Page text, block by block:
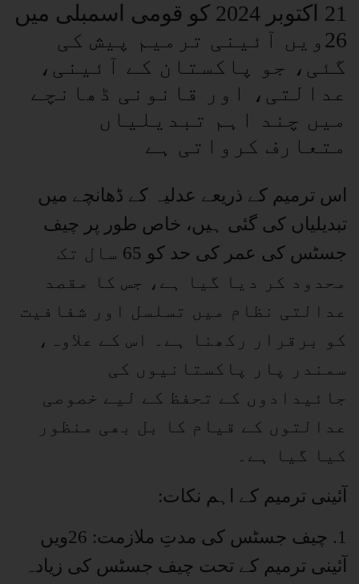
21 اکتوبر 2024 کو قومی اسمبلی میں
26ویں آئینی ترمیم پیش کی
گئی، جو پاکستان کے آئینی،
عدالتی، اور قانونی ڈھانچے
میں چند اہم تبدیلیاں
متعارف کرواتی ہے
اس ترمیم کے ذریعے عدلیہ کے ڈھانچے میں
تبدیلیاں کی گئی ہیں، خاص طور پر چیف
جسٹس کی عمر کی حد کو 65 سال تک
محدود کر دیا گیا ہے، جس کا مقصد
عدالتی نظام میں تسلسل اور شفافیت
کو برقرار رکھنا ہے۔ اس کے علاوہ،
سمندر پار پاکستانیوں کی
جائیدادوں کے تحفظ کے لیے خصوصی
عدالتوں کے قیام کا بل بھی منظور
کیا گیا ہے۔
آئینی ترمیم کے اہم نکات:
1. چیف جسٹس کی مدتِ ملازمت: 26ویں
آئینی ترمیم کے تحت چیف جسٹس کی زیادہ